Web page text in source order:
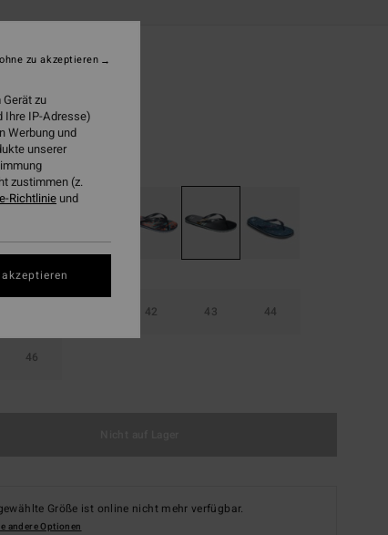
Classic
Multi
42 43 44
46
Größe ist online nicht mehr verfügbar.
andere Optionen
zu
Ihre IP-Adresse)
Werbung und
unserer
zustimmen (z.
Richtlinie und
zu akzeptieren